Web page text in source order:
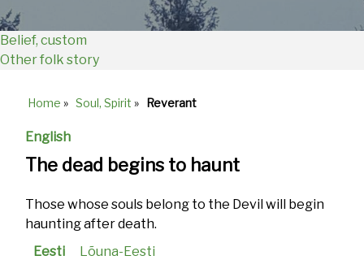
Belief, custom
Other folk story
Home » Soul, Spirit » Reverant
English
The dead begins to haunt
Those whose souls belong to the Devil will begin
haunting after death.
Eesti
Lõuna-Eesti